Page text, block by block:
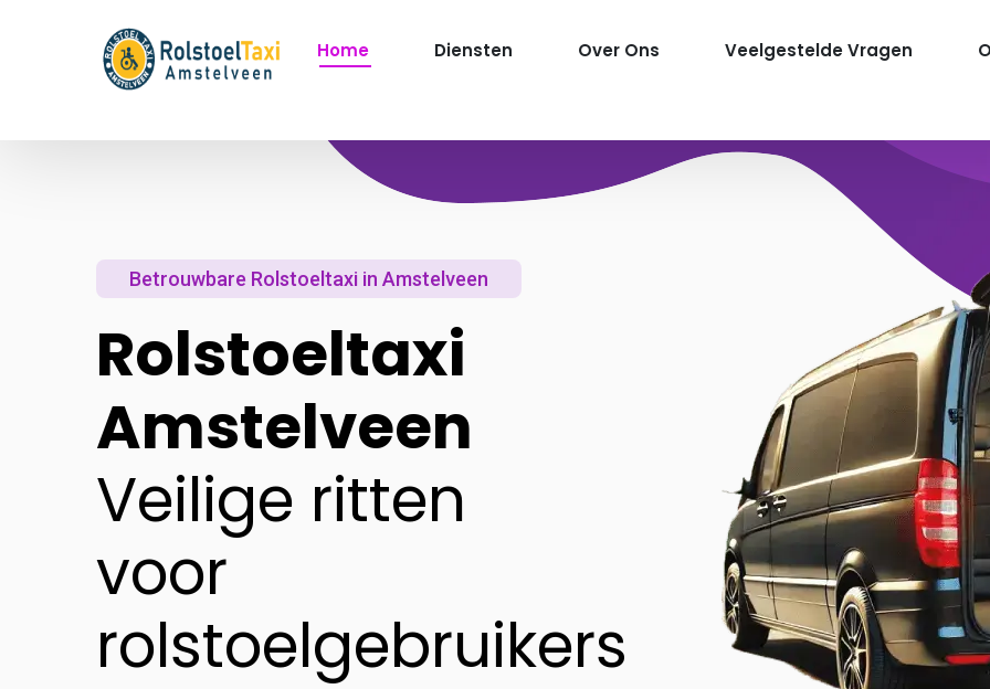
Home Diensten Over Ons Veelgestelde Vragen
Betrouwbare Rolstoeltaxi in Amstelveen
Rolstoeltaxi
Amstelveen
Veilige ritten
voor
rolstoelgebruikers